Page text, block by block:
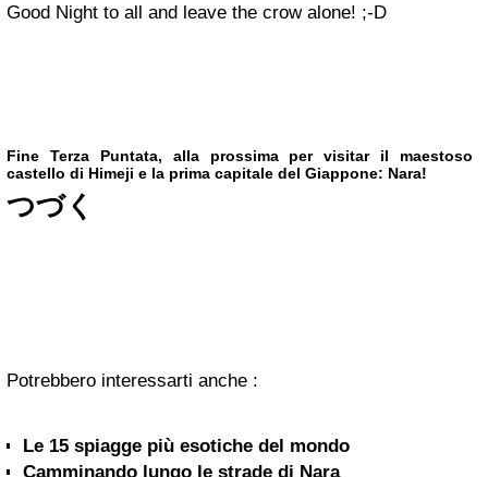
Good Night to all and leave the crow alone! ;-D
Fine Terza Puntata, alla prossima per visitar il maestoso
castello di Himeji e la prima capitale del Giappone: Nara!
つづく
Potrebbero interessarti anche :
Le 15 spiagge più esotiche del mondo
Camminando lungo le strade di Nara